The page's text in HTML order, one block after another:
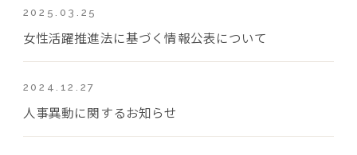
2025.03.25
女性活躍推進法に基づく情報公表について
2024.12.27
人事異動に関するお知らせ